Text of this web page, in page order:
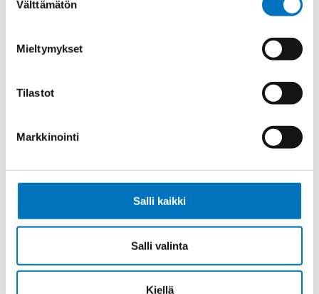
valinta
Välttämätön
Mieltymykset
Tilastot
Markkinointi
Salli kaikki
Salli valinta
Kiellä
Riippuohjainkaapeli FLGÖU-JZ 7X1
Riippuohjainkaapeli FLGÖU-JZ 12X1